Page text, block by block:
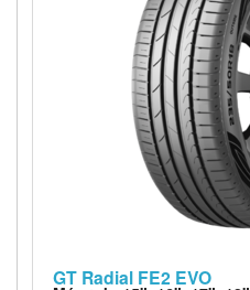
GT Radial FE2 EVO